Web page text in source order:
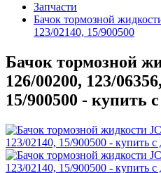
Запчасти
Бачок тормозной
123/02140, 15/900500
Бачок тормозной
126/00200, 123/
15/900500 - купить